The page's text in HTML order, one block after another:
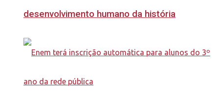
desenvolvimento humano da história